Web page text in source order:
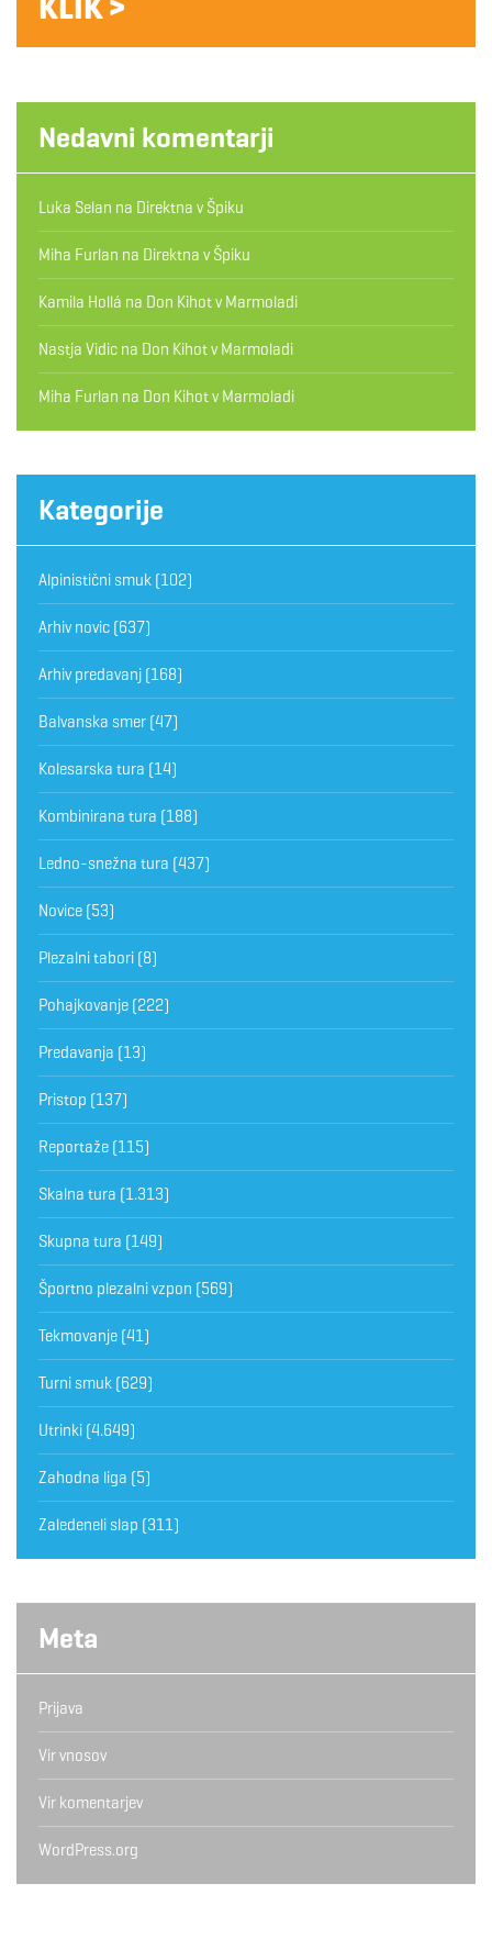
Nedavni komentarji
Luka Selan na Direktna v Špiku
Miha Furlan na Direktna v Špiku
Kamila Hollá na Don Kihot v Marmoladi
Nastja Vidic na Don Kihot v Marmoladi
Miha Furlan na Don Kihot v Marmoladi
Kategorije
Alpinistični smuk (102)
Arhiv novic (637)
Arhiv predavanj (168)
Balvanska smer (47)
Kolesarska tura (14)
Kombinirana tura (188)
Ledno-snežna tura (437)
Novice (53)
Plezalni tabori (8)
Pohajkovanje (222)
Predavanja (13)
Pristop (137)
Reportaže (115)
Skalna tura (1.313)
Skupna tura (149)
Športno plezalni vzpon (569)
Tekmovanje (41)
Turni smuk (629)
Utrinki (4.649)
Zahodna liga (5)
Zaledeneli slap (311)
Meta
Prijava
Vir vnosov
Vir komentarjev
WordPress.org